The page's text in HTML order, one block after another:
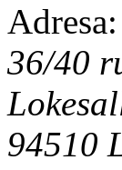
Adresa:
36/40
94510